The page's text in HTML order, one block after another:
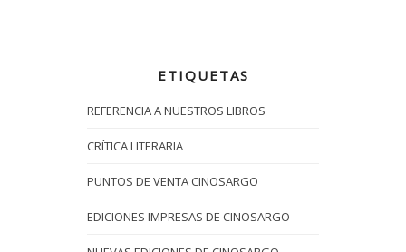
ETIQUETAS
REFERENCIA A NUESTROS LIBROS
CRÍTICA LITERARIA
PUNTOS DE VENTA CINOSARGO
EDICIONES IMPRESAS DE CINOSARGO